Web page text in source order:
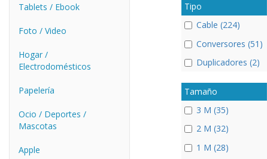
Tablets / Ebook
Foto / Video
Hogar /
Electrodomésticos
Papelería
Ocio / Deportes /
Mascotas
Apple
Tipo
Cable (224)
Conversores (51)
Duplicadores (2)
Tamaño
3 M (35)
2 M (32)
1 M (28)